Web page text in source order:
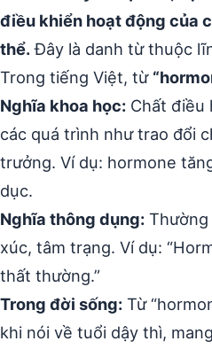
điều khiển hoạt động của
thể.Đây là danh từ thuộc
Trong tiếng Việt, từ
Nghĩa khoa học: Chất điều
các quá trình như trao đổi
trưởng. Ví dụ: hormone
dục.
Nghĩa thông dụng: Thường
xúc, tâm trạng. Ví dụ:
thất thường.”
Trong đời sống: Từ
khi nói về tuổi dậy thì,